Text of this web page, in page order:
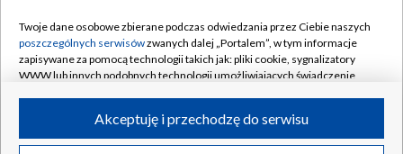
Rada Programowa
System NOS
Informacje o nadawcy
Program dla prasy
Kontakt
Kanały
©2026 Telewizja Polska S.A. w likwidacji
Twoje dane osobowe zbierane podczas odwiedzania przez Ciebie naszych
poszczególnych serwisówzwanych dalej „Portalem”, w tym informacje
zapisywane za pomocą technologii takich jak: pliki cookie, sygnalizatory
WWW lub innych podobnych technologii umożliwiających świadczenie
ruchu w Internecie.Akceptuję i przechodzę do serwisu